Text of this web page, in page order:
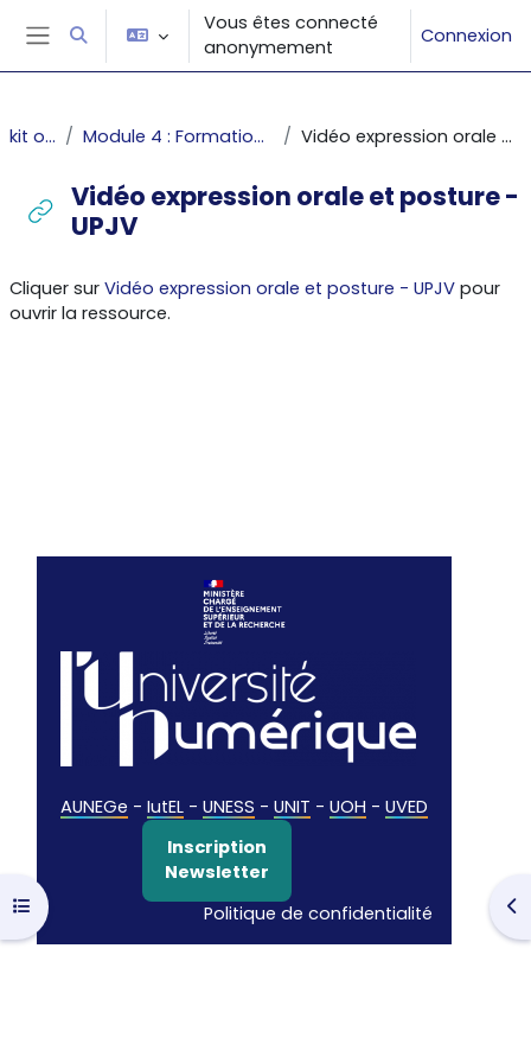
Passer au contenu principal
Panneau latéral
Activer/désactiver la saisie de recherche
Vous êtes connecté
anonymement
Connexion
Ouvrir l’index du cours
kit oraux Module 4 : Formation des étudiants Vidéo expression orale et posture - UPJV
Vidéo expression orale et posture -
UPJV
Cliquer sur Vidéo expression orale et posture - UPJV pour
ouvrir la ressource.
AUNEGe - IutEL - UNESS - UNIT - UOH - UVED
Inscription
Newsletter
Politique de confidentialité